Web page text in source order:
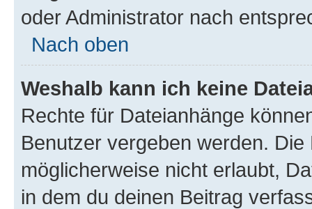
oder Administrator nach
Nach oben
Weshalb kann ich keine
Rechte für Dateianhänge
Benutzer vergeben werden.
möglicherweise nicht erlaubt,
in dem du deinen Beitrag